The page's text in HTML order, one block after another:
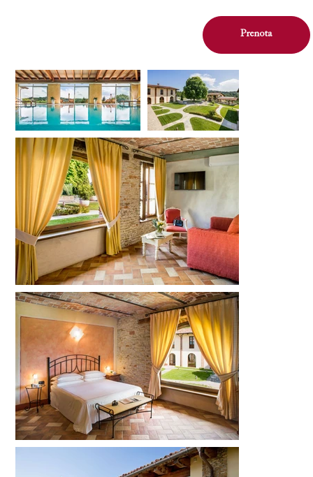
Prenota